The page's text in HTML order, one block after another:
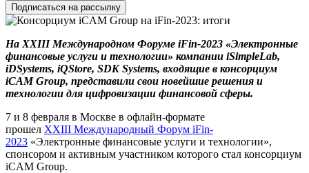
Подписаться на рассылку
На XXIII Международном Форуме iFin-2023 «Электронные
финансовые услуги и технологии» компании iSimpleLab,
iDSystems, iQStore, SDK Systems, входящие в консорциум
iCAM Group, представили свои новейшие решения и
технологии для цифровизации финансовой сферы.
7 и 8 февраля в Москве в офлайн-формате
прошел XXIII Международный Форум iFin-
2023 «Электронные финансовые услуги и технологии»,
спонсором и активным участником которого стал консорциум
iCAM Group.